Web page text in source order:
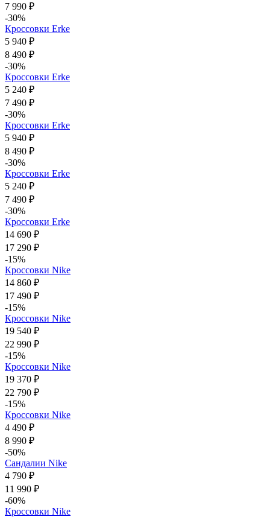
7 990 ₽
-30%
Кроссовки Erke
5 940 ₽
8 490 ₽
-30%
Кроссовки Erke
5 240 ₽
7 490 ₽
-30%
Кроссовки Erke
5 940 ₽
8 490 ₽
-30%
Кроссовки Erke
5 240 ₽
7 490 ₽
-30%
Кроссовки Erke
14 690 ₽
17 290 ₽
-15%
Кроссовки Nike
14 860 ₽
17 490 ₽
-15%
Кроссовки Nike
19 540 ₽
22 990 ₽
-15%
Кроссовки Nike
19 370 ₽
22 790 ₽
-15%
Кроссовки Nike
4 490 ₽
8 990 ₽
-50%
Сандалии Nike
4 790 ₽
11 990 ₽
-60%
Кроссовки Nike